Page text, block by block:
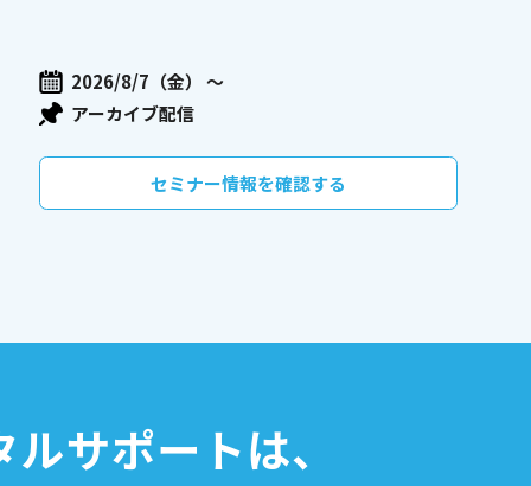
2026/8/7（金） 〜
アーカイブ配信
セミナー情報を確認する
ルサポートは、